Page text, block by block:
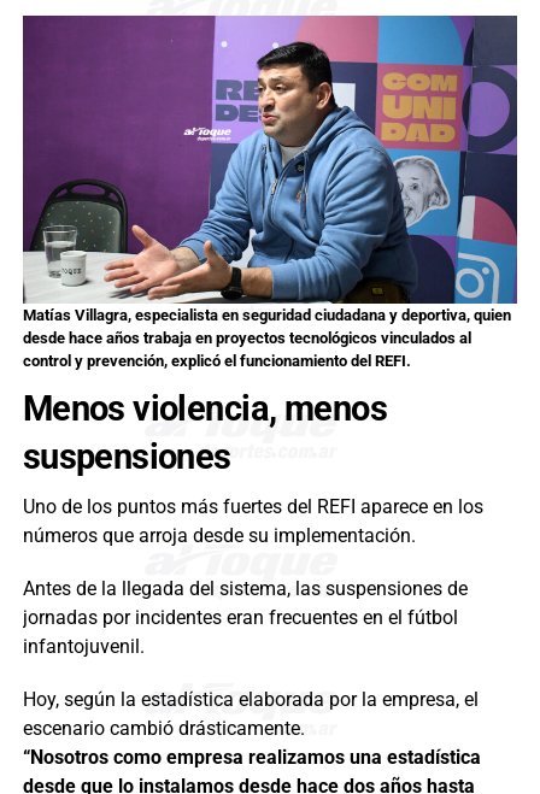
Matías Villagra, especialista en seguridad ciudadana y deportiva, quien
desde hace años trabaja en proyectos tecnológicos vinculados al
control y prevención, explicó el funcionamiento del REFI.
Menos violencia, menos
suspensiones
Uno de los puntos más fuertes del REFI aparece en los
números que arroja desde su implementación.
Antes de la llegada del sistema, las suspensiones de
jornadas por incidentes eran frecuentes en el fútbol
infantojuvenil.
Hoy, según la estadística elaborada por la empresa, el
escenario cambió drásticamente.
“Nosotros como empresa realizamos una estadística
desde que lo instalamos desde hace dos años hasta